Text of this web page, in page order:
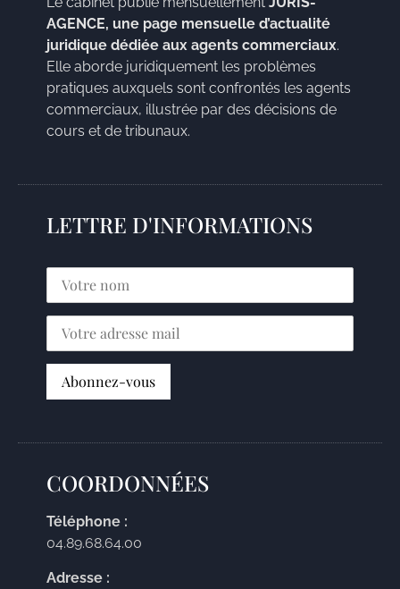
AGENCE, une page mensuelle d’actualité
juridique dédiée aux agents commerciaux.
Elle aborde juridiquement les problèmes
pratiques auxquels sont confrontés les agents
commerciaux, illustrée par des décisions de
cours et de tribunaux.
LETTRE D'INFORMATIONS
COORDONNÉES
Téléphone :
04.89.68.64.00
Adresse :